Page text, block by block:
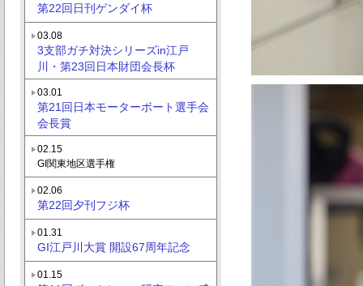
第22回日刊ゲンダイ杯
03.08
3支部ガチ対決シリーズin江戸
川・第23回日本財団会長杯
03.01
第21回日本モーターボート選手会
会長賞
02.15
GI関東地区選手権
02.06
第22回夕刊フジ杯
01.31
GI江戸川大賞 開設67周年記念
01.15